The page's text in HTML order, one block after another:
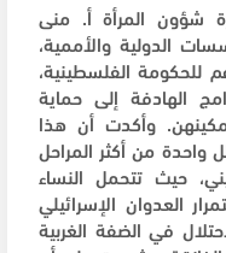
شؤون المرأة أ. منى
الدولية والأممية،
للحكومة الفلسطينية،
الهادفة إلى حماية
وأكدت أن هذا
من أكثر المراحل
حيث تتحمل النساء
العدوان الإسرائيلي
في الضفة الغربية